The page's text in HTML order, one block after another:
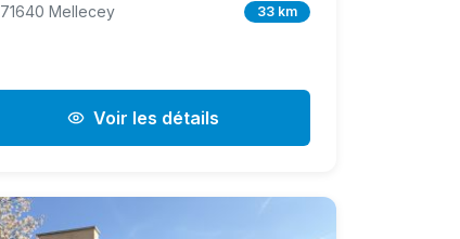
71640 Mellecey 33 km
Voir les détails